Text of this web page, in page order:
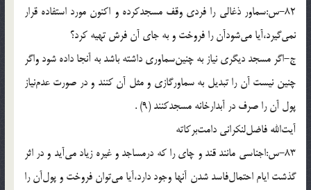
82-س:سماور ذغالى را فردى وقف مسجدكرده و اكنون مورد استفاده قرار
نمى‌گيرد،آيا مى‌شودآن را فروخت و به جاى آن فرش تهيه كرد؟
ج-اگر مسجد ديگرى نياز به چنين‌سماورى داشته باشد به آنجا داده شود واگر
چنين نيست آن را تبديل به سماورگازى و مثل آن كنند و در صورت عدم‌نياز
پول آن را صرف در آبدارخانه مسجدكنند (9) .
آيت‌الله فاضل‌لنكرانى دامت‌بركاته
83-س:اجناسى مانند قند و چاى را كه درمساجد و غيره زياد مى‌آيد و در اثر
گذشت ايام احتمال‌فاسد شدن آنها وجود دارد،آيا مى‌توان فروخت و پول‌آن را